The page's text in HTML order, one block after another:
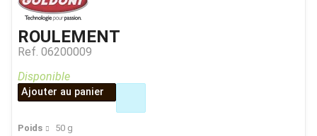
ROULEMENT
Ref. 06200009
Poids 50 g
Disponible
Ajouter au panier